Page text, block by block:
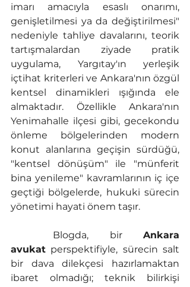
imarı amacıyla esaslı onarımı,
genişletilmesi ya da değiştirilmesi"
nedeniyle tahliye davalarını, teorik
tartışmalardan ziyade pratik
uygulama, Yargıtay'ın yerleşik
içtihat kriterleri ve Ankara'nın özgül
kentsel dinamikleri ışığında ele
almaktadır. Özellikle Ankara'nın
Yenimahalle ilçesi gibi, gecekondu
önleme bölgelerinden modern
konut alanlarına geçişin sürdüğü,
"kentsel dönüşüm" ile "münferit
bina yenileme" kavramlarının iç içe
geçtiği bölgelerde, hukuki sürecin
yönetimi hayati önem taşır.
	Blogda, bir
Ankara
avukat perspektifiyle, sürecin salt
bir dava dilekçesi hazırlamaktan
ibaret olmadığı; teknik bilirkişi